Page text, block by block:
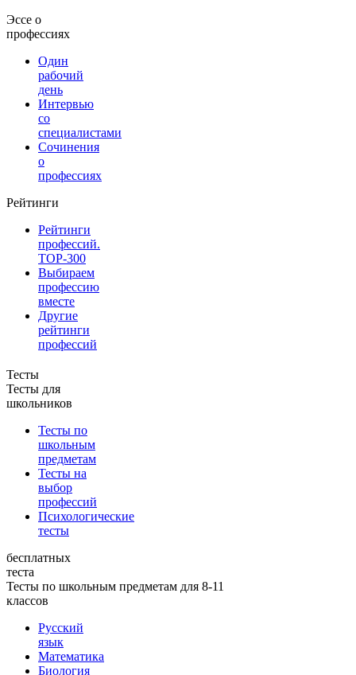
Эссе о
профессиях
Один
рабочий
день
Интервью
со
специалистами
Сочинения
о
профессиях
Рейтинги
Рейтинги
профессий.
TOP-300
Выбираем
профессию
вместе
Другие
рейтинги
профессий
Тесты
Тесты для
школьников
Тесты по
школьным
предметам
Тесты на
выбор
профессий
Психологические
тесты
бесплатных
теста
Тесты по школьным предметам для 8-11
классов
Русский
язык
Математика
Биология